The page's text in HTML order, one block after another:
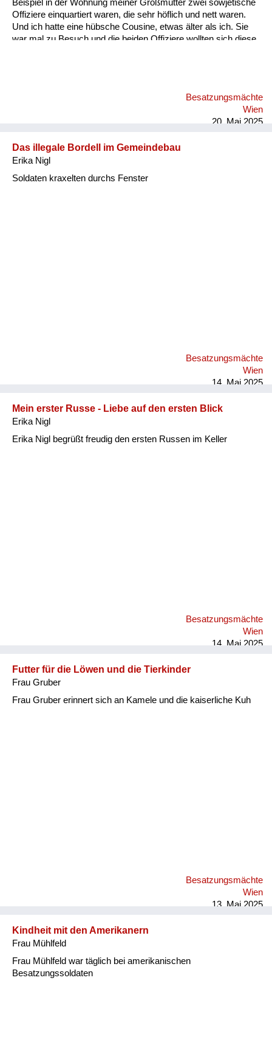
Beispiel in der Wohnung meiner Großmutter zwei sowjetische
Offiziere einquartiert waren, die sehr höflich und nett waren.
Und ich hatte eine hübsche Cousine, etwas älter als ich. Sie
war mal zu Besuch und die beiden Offiziere wollten sich diese
Cousine oder mich Ex getrunken. Und die Reaktion der
Offiziere war überraschend. Sie haben mir Beifall geklatscht.
Besatzungsmächte
Wien
20. Mai 2025
Das illegale Bordell im Gemeindebau
Erika Nigl
Soldaten kraxelten durchs Fenster
Besatzungsmächte
Wien
14. Mai 2025
Mein erster Russe - Liebe auf den ersten Blick
Erika Nigl
Erika Nigl begrüßt freudig den ersten Russen im Keller
Besatzungsmächte
Wien
14. Mai 2025
Futter für die Löwen und die Tierkinder
Frau Gruber
Frau Gruber erinnert sich an Kamele und die kaiserliche Kuh
Besatzungsmächte
Wien
13. Mai 2025
Kindheit mit den Amerikanern
Frau Mühlfeld
Frau Mühlfeld war täglich bei amerikanischen
Besatzungssoldaten